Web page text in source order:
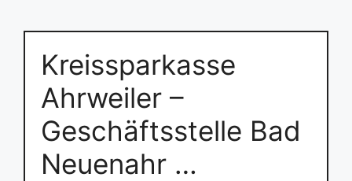
Kreissparkasse
Ahrweiler –
Geschäftsstelle Bad
Neuenahr …